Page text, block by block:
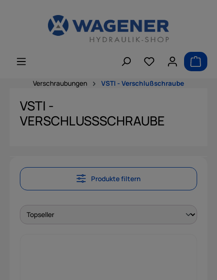
Verschraubungen VSTI - Verschlußschraube
VSTI -
VERSCHLUSSSCHRAUBE
Produkte filtern